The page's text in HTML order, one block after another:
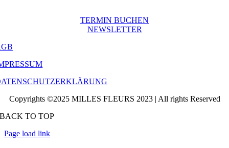
TERMIN BUCHEN
NEWSLETTER
Copyrights ©2025 MILLES FLEURS 2023 | All rights Reserved
BACK TO TOP
Page load link